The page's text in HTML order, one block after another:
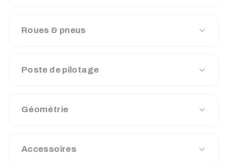
Roues & pneus
Poste de pilotage
Géométrie
Accessoires